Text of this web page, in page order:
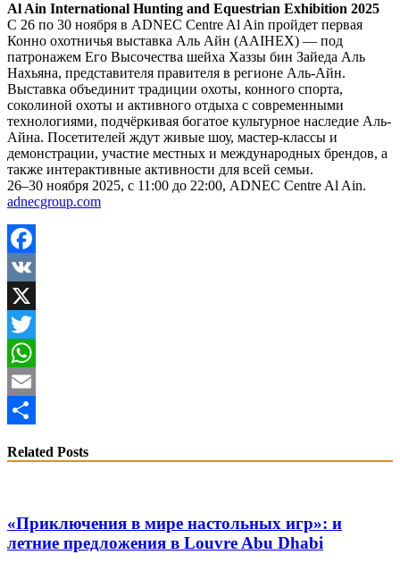
Al Ain International Hunting and Equestrian Exhibition 2025
С 26 по 30 ноября в ADNEC Centre Al Ain пройдет первая
Конно охотничья выставка Аль Айн (AAIHEX) — под
патронажем Его Высочества шейха Хаззы бин Зайеда Аль
Нахьяна, представителя правителя в регионе Аль-Айн.
Выставка объединит традиции охоты, конного спорта,
соколиной охоты и активного отдыха с современными
технологиями, подчёркивая богатое культурное наследие Аль-
Айна. Посетителей ждут живые шоу, мастер-классы и
демонстрации, участие местных и международных брендов, а
также интерактивные активности для всей семьи.
26–30 ноября 2025, с 11:00 до 22:00, ADNEC Centre Al Ain.
adnecgroup.com
Facebook
VK
X
Twitter
WhatsApp
Email
Related Posts
«Приключения в мире настольных игр»: и
летние предложения в Louvre Abu Dhabi